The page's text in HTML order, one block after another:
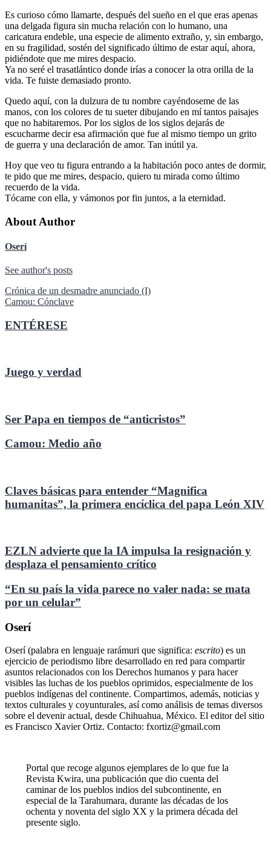
Es curioso cómo llamarte, después del sueño en el que eras apenas
una delgada figura sin mucha relación con lo humano, una
caricatura endeble, una especie de alimento extraño, y, sin embargo,
en su fragilidad, sostén del significado último de estar aquí, ahora,
pidiéndote que me mires despacio.
Ya no seré el trasatlántico donde irías a conocer la otra orilla de la
vida. Te fuiste demasiado pronto.
Quedo aquí, con la dulzura de tu nombre cayéndoseme de las
manos, con los colores de tu sueter dibujando en mí tantos paisajes
que no habitaremos. Por los siglos de los siglos dejarás de
escucharme decir esa afirmación que fue al mismo tiempo un grito
de guerra y una declaración de amor. Tan inútil ya.
Hoy que veo tu figura entrando a la habitación poco antes de dormir,
te pido que me mires, despacio, quiero tu mirada como último
recuerdo de la vida.
Tócame con ella, y vámonos por fin juntos, a la eternidad.
About Author
Oserí
See author's posts
Navegación
de
entradas
Crónica de un desmadre anunciado (I)
Camou: Cónclave
ENTÉRESE
Juego y verdad
Ser Papa en tiempos de “anticristos”
Camou: Medio año
Claves básicas para entender “Magnifica
humanitas”, la primera encíclica del papa León XIV
EZLN advierte que la IA impulsa la resignación y
desplaza el pensamiento crítico
“En su país la vida parece no valer nada: se mata
por un celular”
Oserí
Oserí (palabra en lenguaje rarámuri que significa: escrito) es un
ejercicio de periodismo libre desarrollado en red para compartir
asuntos relacionados con los Derechos humanos y para hacer
visibles las luchas de los pueblos oprimidos, especialmente de los
pueblos indígenas del continente. Compartimos, además, noticias y
textos culturales y coyunturales, así como análisis de temas diversos
sobre el devenir actual, desde Chihuahua, México. El editor del sitio
es Francisco Xavier Ortiz. Contacto: fxortiz@gmail.com
Portal que recoge algunos ejemplares de lo que fue la
Revista Kwira, una publicación que dio cuenta del
caminar de los pueblos indios del subcontinente, en
especial de la Tarahumara, durante las décadas de los
ochenta y noventa del siglo XX y la primera década del
presente siglo.